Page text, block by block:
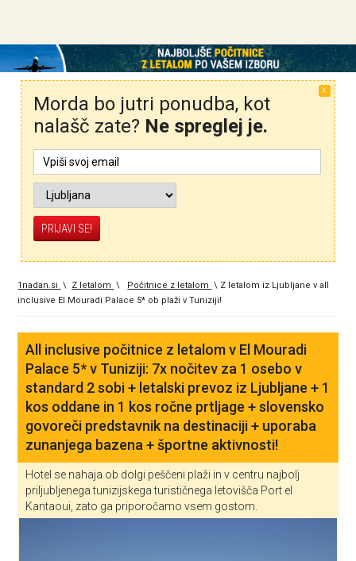
X
Morda bo jutri ponudba, kot
nalašč zate? Ne spreglej je.
1nadan.si \ Z letalom \ Počitnice z letalom \ Z letalom iz Ljubljane v all
inclusive El Mouradi Palace 5* ob plaži v Tuniziji!
All inclusive počitnice z letalom v El Mouradi
Palace 5* v Tuniziji: 7x nočitev za 1 osebo v
standard 2 sobi + letalski prevoz iz Ljubljane + 1
kos oddane in 1 kos ročne prtljage + slovensko
govoreči predstavnik na destinaciji + uporaba
zunanjega bazena + športne aktivnosti!
Hotel se nahaja ob dolgi peščeni plaži in v centru najbolj
priljubljenega tunizijskega turističnega letovišča Port el
Kantaoui, zato ga priporočamo vsem gostom.